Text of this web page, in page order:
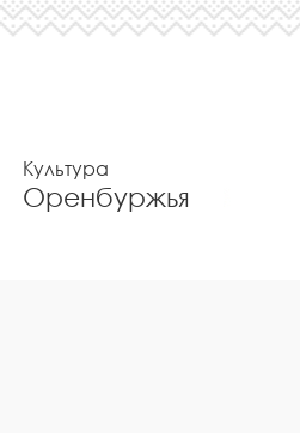
Культура
Оренбуржья